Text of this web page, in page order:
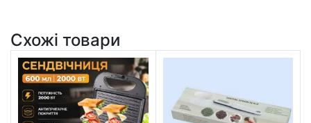
Схожі товари